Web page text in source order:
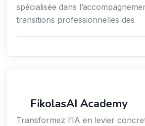
spécialisée dans
transitions professionnelles des
FikolasAI Academy
Transformez l’IA en levier